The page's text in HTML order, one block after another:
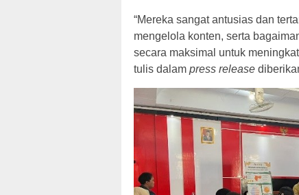
“Mereka sangat antusias dan
mengelola konten, serta
secara maksimal untuk
tulis dalam press release